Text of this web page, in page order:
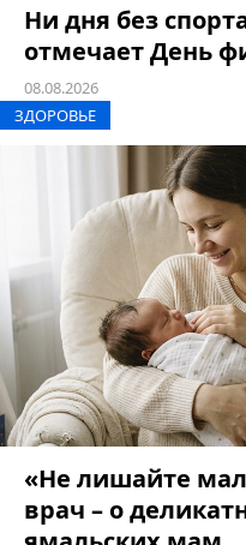
Ни дня без
отмечает День
08.08.2026
ЗДОРОВЬЕ
«Не лишайте
врач – о